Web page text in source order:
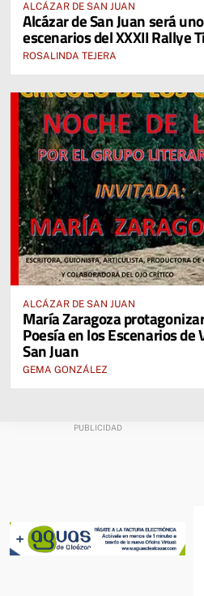
ALCÁZAR DE SAN JUAN
Alcázar de San Juan será
escenarios del XXXII Rallye
ROSALINDA TEJERA
ALCÁZAR DE SAN JUAN
María Zaragoza
Poesía en los Escenarios de
San Juan
GEMA GONZÁLEZ